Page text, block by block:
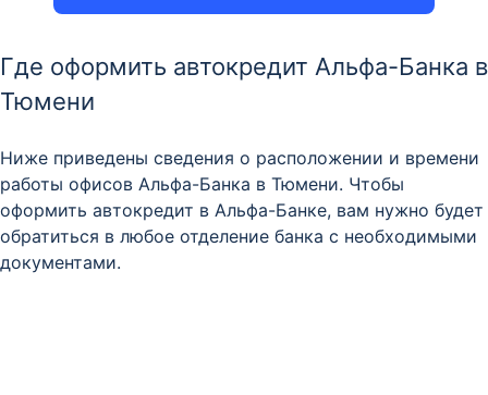
Где оформить автокредит Альфа-Банка в
Тюмени
Ниже приведены сведения о расположении и времени
работы офисов Альфа-Банка в Тюмени. Чтобы
оформить автокредит в Альфа-Банке, вам нужно будет
обратиться в любое отделение банка с необходимыми
документами.